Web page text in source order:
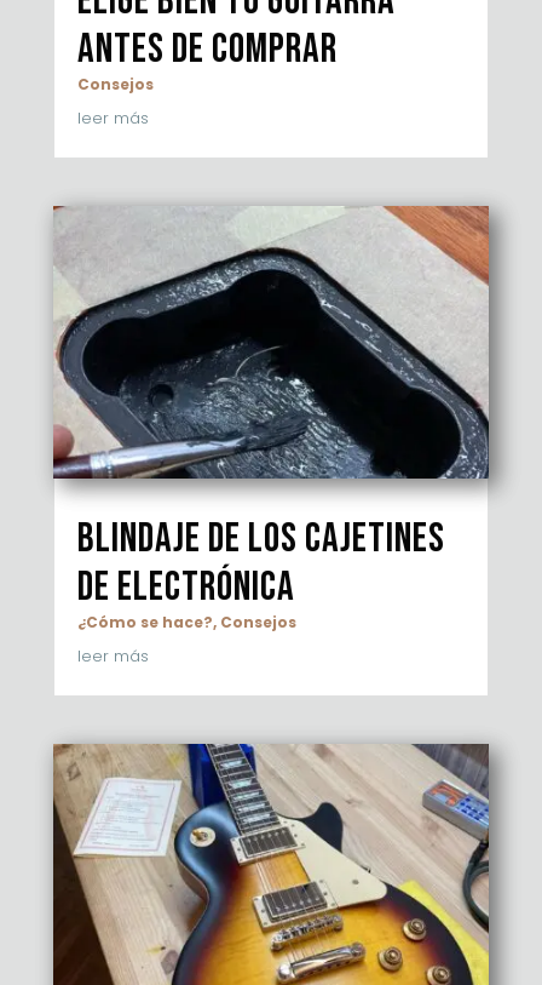
antes de comprar
Consejos
leer más
Blindaje de los cajetines
de electrónica
¿Cómo se hace?, Consejos
leer más